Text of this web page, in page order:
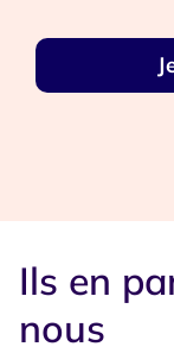
Ils en
nous